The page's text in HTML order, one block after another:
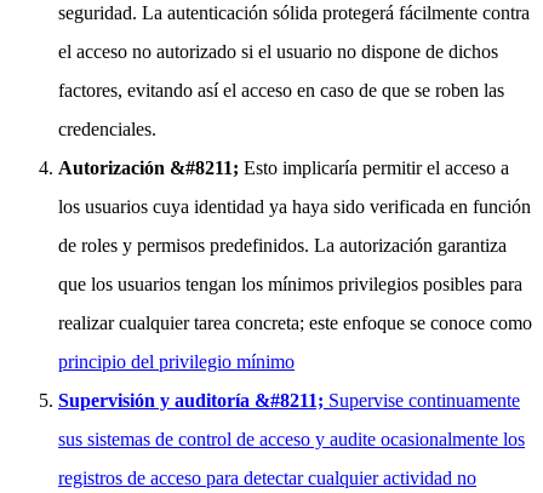
seguridad. La autenticación sólida protegerá fácilmente contra
el acceso no autorizado si el usuario no dispone de dichos
factores, evitando así el acceso en caso de que se roben las
credenciales.
Autorización &#8211; Esto implicaría permitir el acceso a
los usuarios cuya identidad ya haya sido verificada en función
de roles y permisos predefinidos. La autorización garantiza
que los usuarios tengan los mínimos privilegios posibles para
realizar cualquier tarea concreta; este enfoque se conoce como
principio del privilegio mínimo
Supervisión y auditoría &#8211; Supervise continuamente
sus sistemas de control de acceso y audite ocasionalmente los
registros de acceso para detectar cualquier actividad no